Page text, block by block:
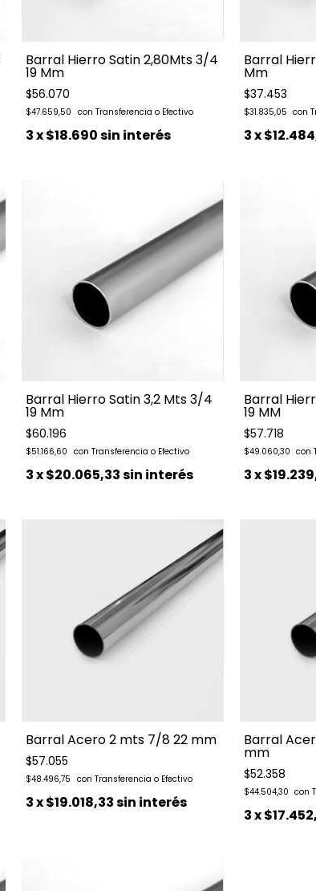
Barral Hierro Satin 2,80Mts 3/4
19 Mm
$56.070
$47.659,50
3x$18.690sin interés
Barral
Mm
$37.453
$31.835,05
3x
Barral Hierro Satin 3,2 Mts 3/4
19 Mm
$60.196
$51.166,60
3x$20.065,33sin interés
Barral
19 MM
$57.718
$49.060,30
3x
Barral Acero 2 mts 7/8 22 mm
$57.055
$48.496,75
3x$19.018,33sin interés
Barral
mm
$52.358
$44.504,30
3x